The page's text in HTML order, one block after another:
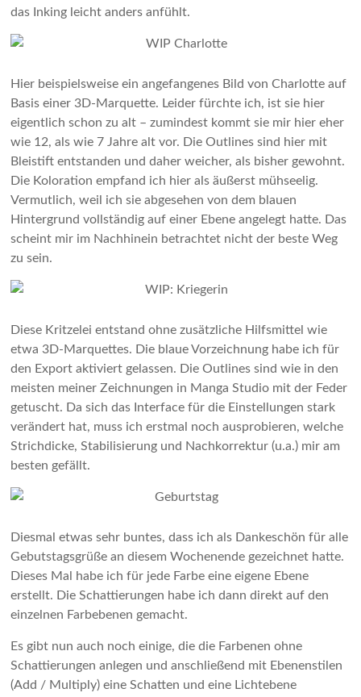
das Inking leicht anders anfühlt.
Hier beispielsweise ein angefangenes Bild von Charlotte auf
Basis einer 3D-Marquette. Leider fürchte ich, ist sie hier
eigentlich schon zu alt – zumindest kommt sie mir hier eher
wie 12, als wie 7 Jahre alt vor. Die Outlines sind hier mit
Bleistift entstanden und daher weicher, als bisher gewohnt.
Die Koloration empfand ich hier als äußerst mühseelig.
Vermutlich, weil ich sie abgesehen von dem blauen
Hintergrund vollständig auf einer Ebene angelegt hatte. Das
scheint mir im Nachhinein betrachtet nicht der beste Weg
zu sein.
Diese Kritzelei entstand ohne zusätzliche Hilfsmittel wie
etwa 3D-Marquettes. Die blaue Vorzeichnung habe ich für
den Export aktiviert gelassen. Die Outlines sind wie in den
meisten meiner Zeichnungen in Manga Studio mit der Feder
getuscht. Da sich das Interface für die Einstellungen stark
verändert hat, muss ich erstmal noch ausprobieren, welche
Strichdicke, Stabilisierung und Nachkorrektur (u.a.) mir am
besten gefällt.
Diesmal etwas sehr buntes, dass ich als Dankeschön für alle
Gebutstagsgrüße an diesem Wochenende gezeichnet hatte.
Dieses Mal habe ich für jede Farbe eine eigene Ebene
erstellt. Die Schattierungen habe ich dann direkt auf den
einzelnen Farbebenen gemacht.
Es gibt nun auch noch einige, die die Farbenen ohne
Schattierungen anlegen und anschließend mit Ebenenstilen
(Add / Multiply) eine Schatten und eine Lichtebene